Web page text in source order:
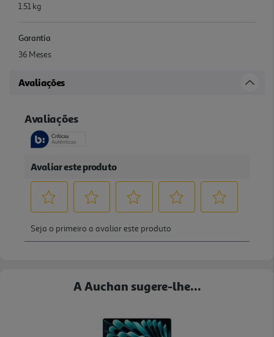
1.51 kg
Garantia
36 Meses
Avaliações
A Auchan sugere-lhe...